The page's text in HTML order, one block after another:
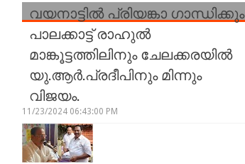
വയനാട്ടിൽ പ്രിയങ്കാ ഗാന്ധിക്കും
പാലക്കാട്ട് രാഹുൽ
മാങ്കൂട്ടത്തിലിനും ചേലക്കരയിൽ
യു.ആർ.പ്രദീപിനും മിന്നും
വിജയം.
11/23/2024 06:43:00 PM